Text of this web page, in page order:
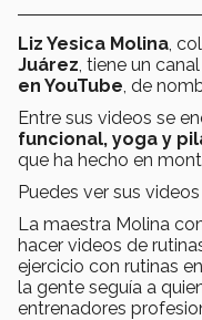
Liz Yesica Molina ,
Juárez , tiene un
en YouTube , de
Entre sus videos se
funcional, yoga y
que ha hecho en
Puedes ver sus videos
La maestra Molina
hacer videos de
ejercicio con rutinas
la gente seguía a
entrenadores